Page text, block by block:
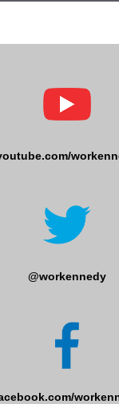
@workennedy